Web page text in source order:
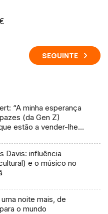
SEGUINTE
“A minha esperança
(da Gen Z)
estão a vender-lhes
Davis: influência
e o músico no
noite mais, de
o mundo